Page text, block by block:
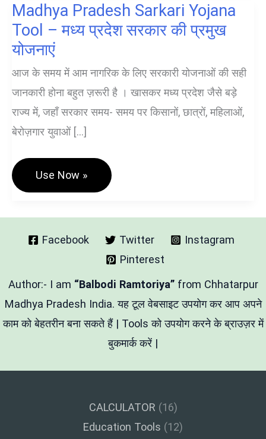
Madhya Pradesh Sarkari Yojana
Tool – मध्य प्रदेश सरकार की प्रमुख
योजनाएं
आज के समय में आम नागरिक के लिए सरकारी योजनाओं की सही
जानकारी होना बहुत ज़रूरी है । खासकर मध्य प्रदेश जैसे बड़े
राज्य में, जहाँ सरकार समय- समय पर किसानों, छात्रों, महिलाओं,
बेरोज़गार युवाओं […]
Madhya
Sarkari
Tool
मध्य
प्रदेश
प्रमुख
योजनाएं
Use Now »
Facebook Twitter
Instagram
Pinterest
Author:- I am “Balbodi Ramtoriya” from Chhatarpur
Madhya Pradesh India. यह टूल वेबसाइट उपयोग कर आप अपने
काम को बेहतरीन बना सकते हैं | Tools को उपयोग करने के ब्राउज़र में
बुकमार्क करें |
CALCULATOR (16)
Education Tools (12)